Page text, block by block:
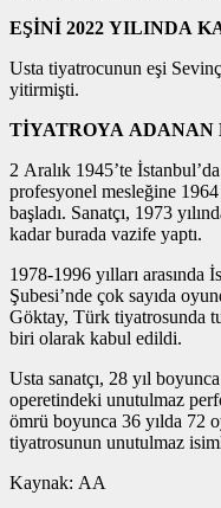
EŞİNİ 2022 YILINDA
Usta tiyatrocunun eşi
yitirmişti.
TİYATROYA ADANAN
2 Aralık 1945’te
profesyonel mesleğine
başladı. Sanatçı, 1973
kadar burada vazife yaptı.
1978-1996 yılları
Şubesi’nde çok sayıda
Göktay, Türk tiyatrosunda
biri olarak kabul edildi.
Usta sanatçı, 28 yıl
operetindeki unutulmaz
ömrü boyunca 36 yılda 72
tiyatrosunun unutulmaz
Kaynak: AA